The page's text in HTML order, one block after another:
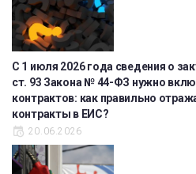
С 1 июля 2026 года сведения о
ст. 93 Закона № 44-ФЗ нужно
контрактов: как правильно
контракты в ЕИС?
20.06.2026